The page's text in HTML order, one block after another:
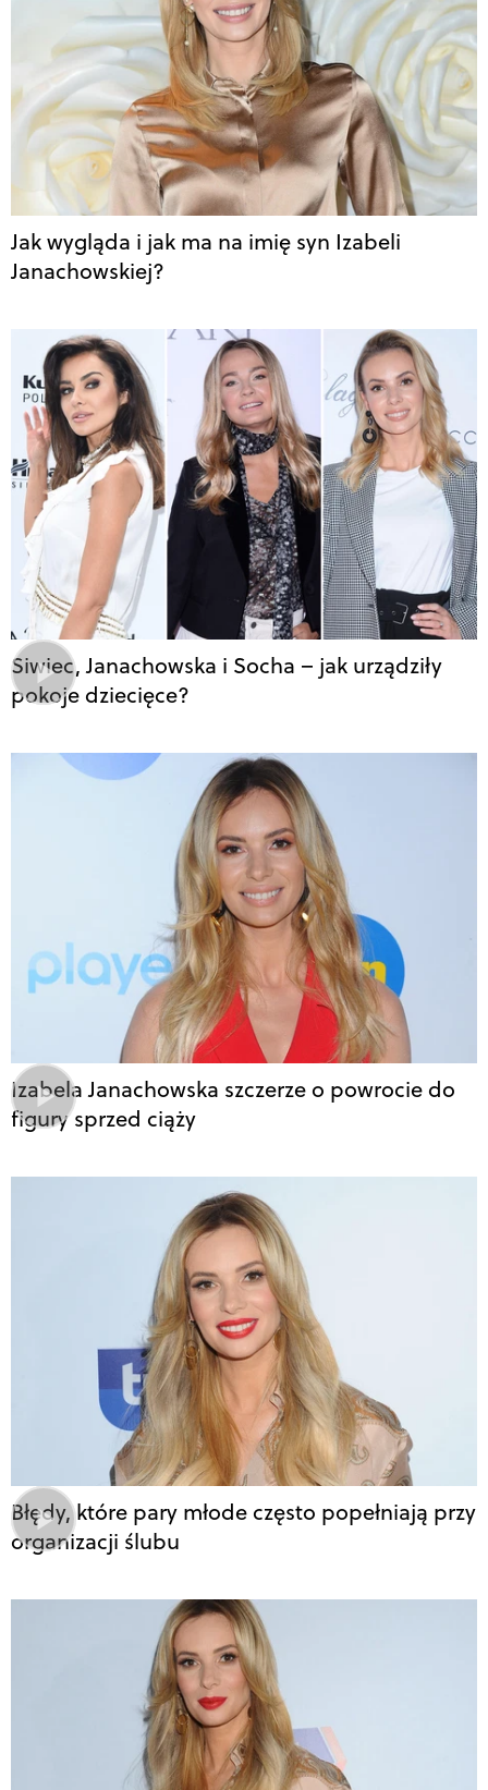
Jak wygląda i jak ma na imię syn Izabeli
Janachowskiej?
Siwiec, Janachowska i Socha – jak urządziły
pokoje dziecięce?
Izabela Janachowska szczerze o powrocie do
figury sprzed ciąży
Błędy, które pary młode często popełniają przy
organizacji ślubu